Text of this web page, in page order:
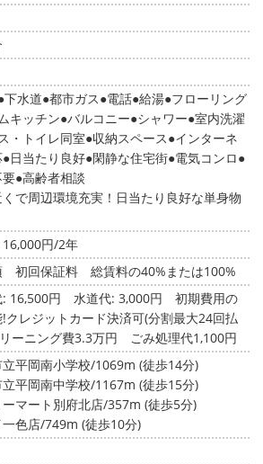
下水道 都市ガス 電話 給湯 フローリング
キッチン バルコニー シャワー 室内洗濯
・トイレ同室 収納スペース インターネ
日当たり良好 閑静な住宅街 電気コンロ
高齢者相談
で周辺環境充実！日当たり良好な単身物
円/2年
初回保証料 総賃料の40%または100%
16,500円 水道代: 3,000円
初期費用の
クレジットカード決済可(分割最大24回払
ーニング費3.3万円 ごみ処理代1,100円
立平岡南小学校/1069m (徒歩14分)
立平岡南中学校/1167m (徒歩15分)
ーマート別府北店/357m (徒歩5分)
一色店/749m (徒歩10分)